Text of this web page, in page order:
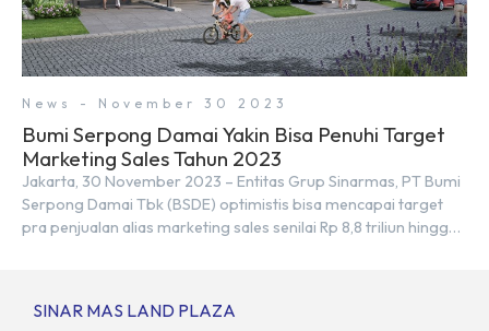
News - November 30 2023
Bumi Serpong Damai Yakin Bisa Penuhi Target
Marketing Sales Tahun 2023
Jakarta, 30 November 2023 – Entitas Grup Sinarmas, PT Bumi
Serpong Damai Tbk (BSDE) optimistis bisa mencapai target
pra penjualan alias marketing sales senilai Rp 8,8 triliun hingga
target. “Kami yakin target […]
SINAR MAS LAND PLAZA